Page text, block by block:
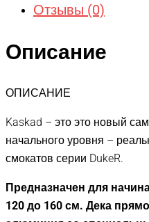
Отзывы (0)
Описание
ОПИСАНИЕ
Kaskad – это это новый
начального уровня –
смокатов серии DukeR.
Предназначен для
120 до 160 см. Дека